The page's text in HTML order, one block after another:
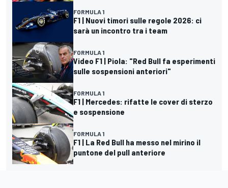
FORMULA 1
F1 | Nuovi timori sulle regole 2026: ci
sarà un incontro tra i team
FORMULA 1
Video F1 | Piola: "Red Bull fa esperimenti
sulle sospensioni anteriori"
FORMULA 1
F1 | Mercedes: rifatte le cover di sterzo
e sospensione
FORMULA 1
F1 | La Red Bull ha messo nel mirino il
puntone del pull anteriore